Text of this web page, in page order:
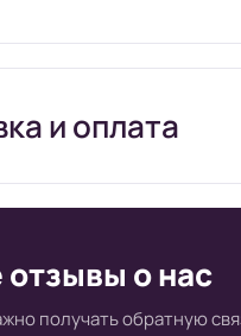
и оплата
о нас
получать обратную